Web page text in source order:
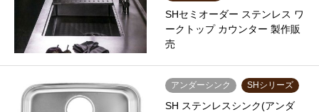
SHセミオーダー ステンレス ワ
ークトップ カウンター 製作販
売
アンダーシンク SHシリーズ
SH ステンレスシンク(アンダ